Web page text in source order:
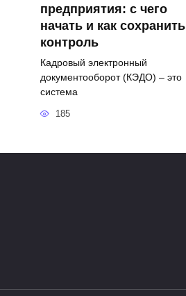
предприятия: с чего
начать и как сохранить
контроль
Кадровый электронный
документооборот (КЭДО) – это
система
185